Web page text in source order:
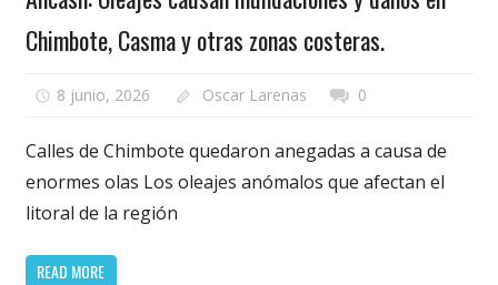
Chimbote, Casma y otras zonas costeras.
8 junio, 2026 Oscar Larenas 0
Calles de Chimbote quedaron anegadas a causa de
enormes olas Los oleajes anómalos que afectan el
litoral de la región
READ MORE